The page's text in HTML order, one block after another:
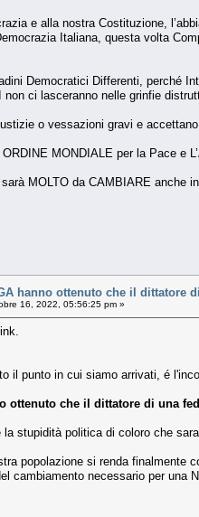
e alla nostra Costituzione,
Italiana, questa volta
Democratici Differenti, perché
ci lasceranno nelle grinfie
o vessazioni gravi e
MONDIALE per la Pace e
MOLTO da CAMBIARE anche in
hanno ottenuto che il dittatore
16, 2022, 05:56:25 pm »
il punto in cui siamo arrivati, é
ottenuto che il dittatore di una
stupidità politica di coloro che
popolazione si renda finalmente
cambiamento necessario per una